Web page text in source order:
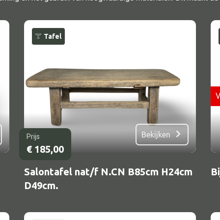
Rek
Alle lampen
Hanglamp
Tafellamp
Vloerlamp
Wandlamp
Tafel
Prijs
€185,00
Bekijken
Salontafel nat/f N.CN B85cm H24cm
D49cm.